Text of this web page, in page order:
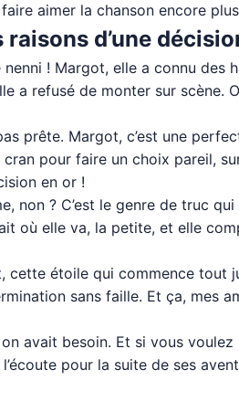
aimer la chanson encore
raisons d’une
! Margot, elle a connu
a refusé de monter sur scène.
prête. Margot, c’est une
pour faire un choix pareil,
en or !
non ? C’est le genre de truc
où elle va, la petite, et elle
étoile qui commence tout
sans faille. Et ça, mes
avait besoin. Et si vous
pour la suite de ses